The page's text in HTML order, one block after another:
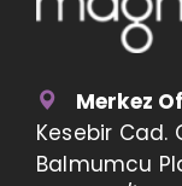
Merkez
Kesebir Cad.
Balmumcu